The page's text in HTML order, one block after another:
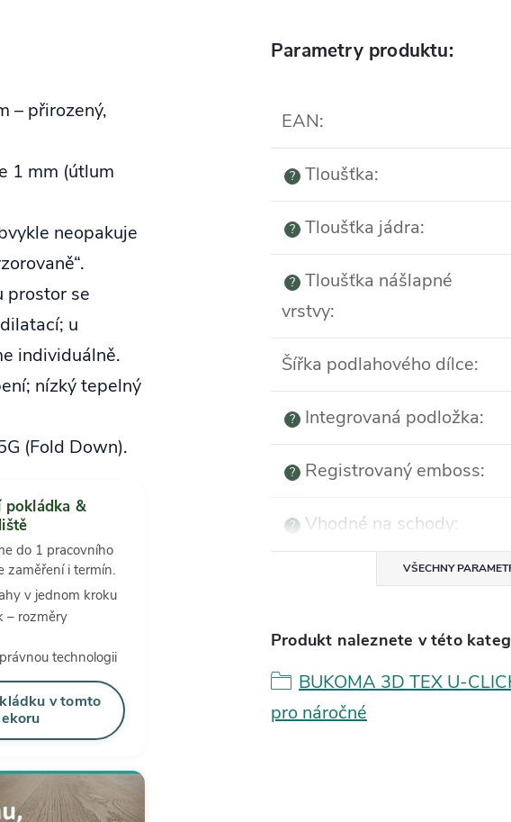
– přirozený,
1 mm (útlum
neopakuje
prostor se
u
individuálně.
nízký tepelný
(Fold Down).
pokládka &
do 1 pracovního
zaměření i termín.
v jednom kroku
– rozměry
technologii
v tomto
Parametry produktu:
EAN:
? Tloušťka:
? Tloušťka jádra:
? Tloušťka nášlapné
vrstvy:
Šířka podlahového dílce:
? Integrovaná podložka:
? Registrovaný emboss:
? Vhodné na schody:
VŠECHNY
Produkt naleznete v této
BUKOMA 3D TEX U-
pro náročné